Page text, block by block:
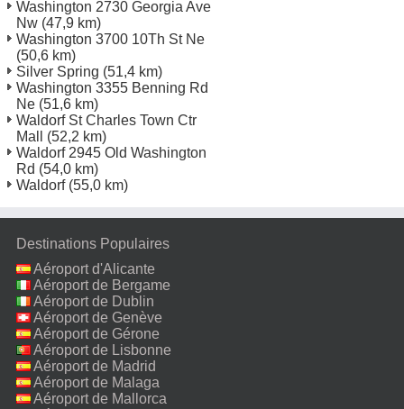
Washington 2730 Georgia Ave
Nw (47,9 km)
Washington 3700 10Th St Ne
(50,6 km)
Silver Spring (51,4 km)
Washington 3355 Benning Rd
Ne (51,6 km)
Waldorf St Charles Town Ctr
Mall
(52,2 km)
Waldorf 2945 Old Washington
Rd (54,0 km)
Waldorf(55,0 km)
Destinations Populaires
Aéroport d'Alicante
Aéroport de Bergame
Aéroport de Dublin
Aéroport de Genève
Aéroport de Gérone
Aéroport de Lisbonne
Aéroport de Madrid
Aéroport de Malaga
Aéroport de Mallorca